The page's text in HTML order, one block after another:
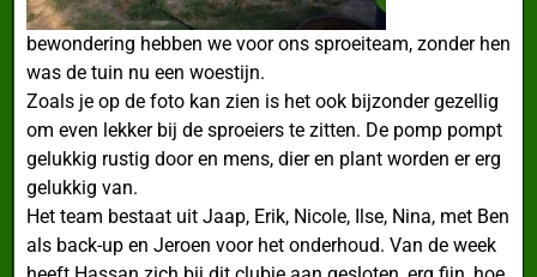
bewondering hebben we voor ons sproeiteam, zonder hen
was de tuin nu een woestijn.
Zoals je op de foto kan zien is het ook bijzonder gezellig
om even lekker bij de sproeiers te zitten. De pomp pompt
gelukkig rustig door en mens, dier en plant worden er erg
gelukkig van.
Het team bestaat uit Jaap, Erik, Nicole, Ilse, Nina, met Ben
als back-up en Jeroen voor het onderhoud. Van de week